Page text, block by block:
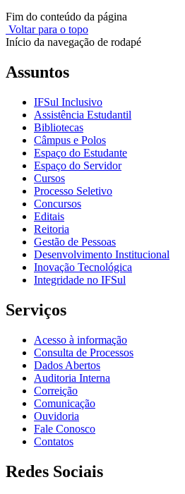
Fim do conteúdo da página
Voltar para o topo
Início da navegação de rodapé
Assuntos
IFSul Inclusivo
Assistência Estudantil
Bibliotecas
Câmpus e Polos
Espaço do Estudante
Espaço do Servidor
Cursos
Processo Seletivo
Concursos
Editais
Reitoria
Gestão de Pessoas
Desenvolvimento Institucional
Inovação Tecnológica
Integridade no IFSul
Serviços
Acesso à informação
Consulta de Processos
Dados Abertos
Auditoria Interna
Correição
Comunicação
Ouvidoria
Fale Conosco
Contatos
Redes Sociais